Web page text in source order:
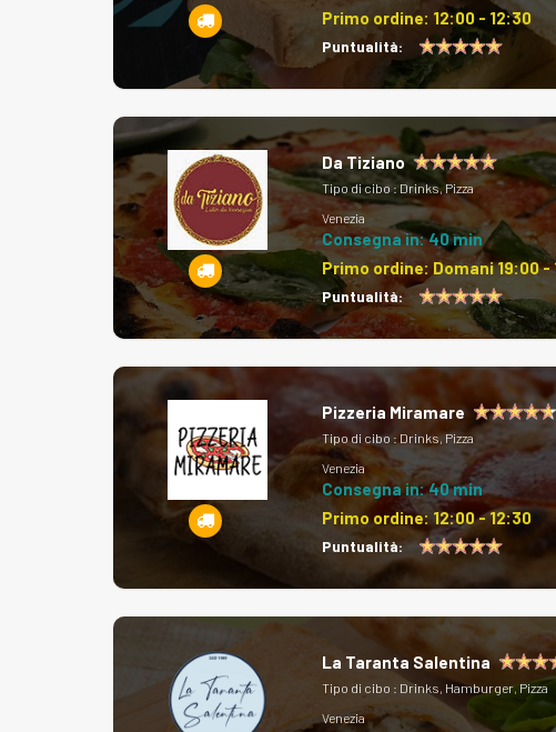
Primo ordine: 12:00 - 12:30
Puntualità:
Da Tiziano
Tipo di cibo : Drinks, Pizza
Venezia
Consegna in: 40 min
Primo ordine: Domani 19:00 -
Puntualità:
Pizzeria Miramare
Tipo di cibo : Drinks, Pizza
Venezia
Consegna in: 40 min
Primo ordine:12:00 - 12:30
Puntualità:
La Taranta Salentina
Tipo di cibo : Drinks, Hamburger, Pizza
Venezia